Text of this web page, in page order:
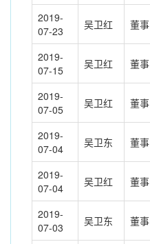
2019-
07-23
吴卫红 董事
2019-
07-15
吴卫红 董事
2019-
07-05
吴卫红 董事
2019-
07-04
吴卫东 董事
2019-
07-04
吴卫红 董事
2019-
07-03
吴卫东 董事